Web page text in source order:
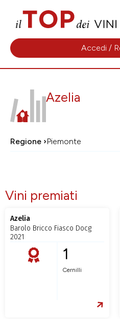
Accedi /
Azelia
Regione ›Piemonte
Vini premiati
Azelia
Barolo Bricco Fiasco Docg
2021
1
Cernilli